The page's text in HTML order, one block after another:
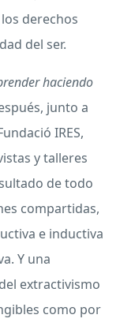
derechos
del ser.
haciendo
junto a
IRES,
y talleres
de todo
compartidas,
e inductiva
Y una
extractivismo
como por